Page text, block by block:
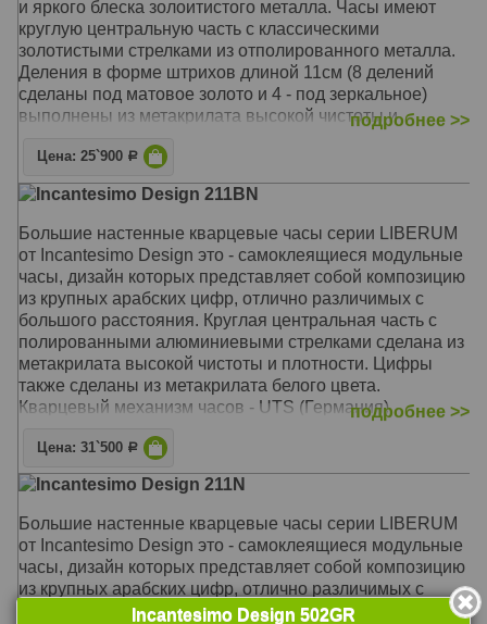
поставки входят: часовой механизм со встроенными
стрелками, стикеры-деления, шаблон для крепления на
стену, саморез. Дизайн и производство - Италия,
Милан.
Механизм: Кварцевый UTS (Германия)
Корпус: Метакрилат
Размер: Диаметр 90-100 см
и яркого блеска золоитистого металла. Часы имеют
круглую центральную часть с классическими
золотистыми стрелками из отполированного металла.
Деления в форме штрихов длиной 11см (8 делений
сделаны под матовое золото и 4 - под зеркальное)
выполнены из метакрилата высокой чистоты и
бесшумный, с плавным ходом. Диаметр размещенных
на стене часов - от 90 до 100 см. Центральная часть
подвешивается на крепление, а деления
располагаются на стене по прилагаемому шаблону на
самоклеящейся основе. При этом фактура
поверхности может быть абсолютно любой: от гладких
обоев до рельефного камня и дерева. В комплект
поставки входят: часовой механизм со встроенными
стрелками, стикеры-деления, шаблон для крепления на
стену, саморез. Дизайн и производство - Италия,
Милан.
Механизм: Кварцевый UTS (Германия)
Корпус: Метакрилат
Размер: Диаметр 90-100 см
подробнее >>
Цена: 25`900 Р
Incantesimo Design 211BN
Большие настенные кварцевые часы серии LIBERUM
от Incantesimo Design это - самоклеящиеся модульные
часы, дизайн которых представляет собой композицию
из крупных арабских цифр, отлично различимых с
большого расстояния. Круглая центральная часть с
полированными алюминиевыми стрелками сделана из
метакрилата высокой чистоты и плотности. Цифры
также сделаны из метакрилата белого цвета.
Кварцевый механизм часов - UTS (Германия),
размещения на стене, составляет 85 x 72 см. В
комплект поставки входят: часовой механизм со
встроенными стрелками, стикеры-цифры, шаблон для
крепления на стену, саморез. Дизайн и производство -
Италия, Милан.
Механизм: Кварцевый UTS (Германия)
Корпус: Метакрилат
Размер: 85 x 72 см
подробнее >>
Цена: 31`500 Р
Incantesimo Design 211N
Большие настенные кварцевые часы серии LIBERUM
от Incantesimo Design это - самоклеящиеся модульные
часы, дизайн которых представляет собой композицию
из крупных арабских цифр, отлично различимых с
большого расстояния. Круглая центральная часть с
Incantesimo Design 502GR